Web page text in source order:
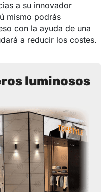
a su innovador
mismo podrás
con la ayuda de una
a reducir los costes.
luminosos